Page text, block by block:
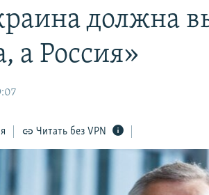
должна
а Россия»
Читать без VPN